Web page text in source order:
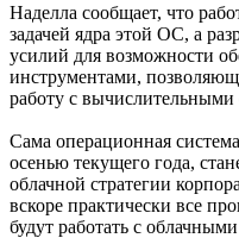
Наделла сообщает, что
задачей ядра этой ОС, а
усилий для возможности
инструментами,
работу с
Сама операционная
осенью текущего года,
облачной стратегии
вскоре практически все
будут работать с